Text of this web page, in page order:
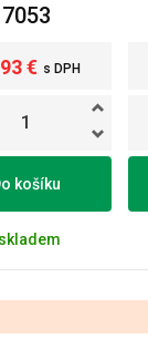
7053
€ s DPH
košíku